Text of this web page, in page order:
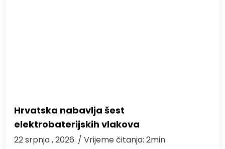
Hrvatska nabavlja šest
elektrobaterijskih vlakova
22 srpnja , 2026. / Vrijeme čitanja: 2min